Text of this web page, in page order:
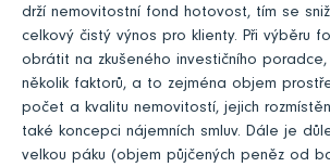
drží nemovitostní fond hotovost, tím se
celkový čistý výnos pro klienty. Při výběru
obrátit na zkušeného investičního
několik faktorů, a to zejména objem
počet a kvalitu nemovitostí, jejich
také koncepci nájemních smluv. Dále je
velkou páku (objem půjčených peněz od